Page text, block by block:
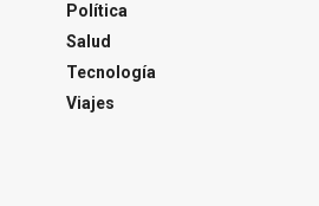
Política
Salud
Tecnología
Viajes